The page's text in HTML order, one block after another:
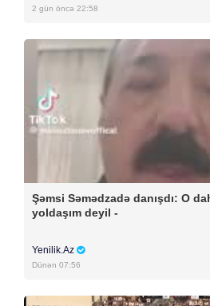
2 gün öncə 22:58
Şəmsi Səmədzadə danışdı: O
yoldaşım deyil -
Yenilik.Az
Dünən 07:56